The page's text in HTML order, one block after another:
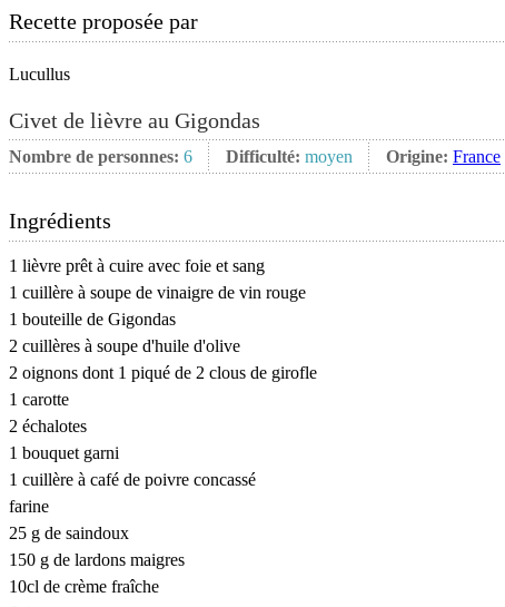
Recette proposée par
Lucullus
Civet de lièvre au Gigondas
Nombre de personnes: 6 Difficulté: moyen Origine: France
Ingrédients
1 lièvre prêt à cuire avec foie et sang
1 cuillère à soupe de vinaigre de vin rouge
1 bouteille de Gigondas
2 cuillères à soupe d'huile d'olive
2 oignons dont 1 piqué de 2 clous de girofle
1 carotte
2 échalotes
1 bouquet garni
1 cuillère à café de poivre concassé
farine
25 g de saindoux
150 g de lardons maigres
10cl de crème fraîche